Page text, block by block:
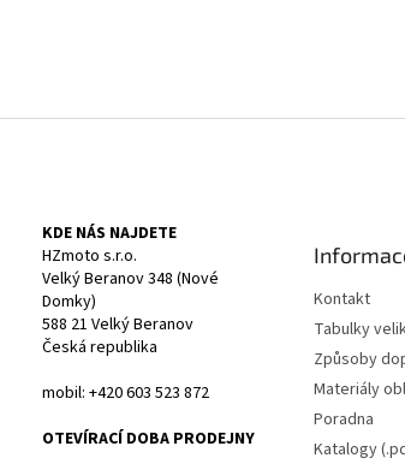
KDE NÁS NAJDETE
HZmoto s.r.o.
Velký Beranov 348 (Nové
Domky)
588 21 Velký Beranov
Česká republika
mobil: +420 603 523 872
OTEVÍRACÍ DOBA PRODEJNY
Kontakt
Tabulky
Způsoby
Materiály
Poradna
Katalogy